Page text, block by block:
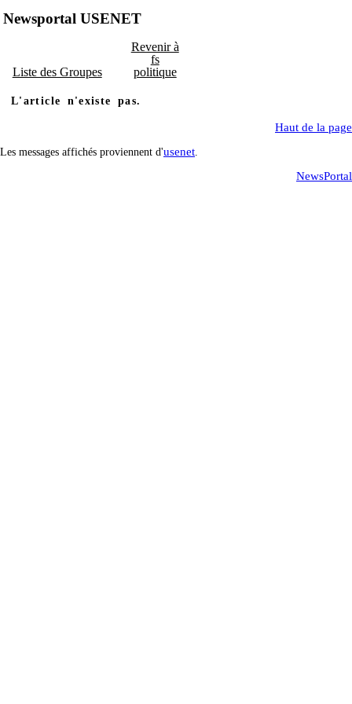
Newsportal USENET
Liste des Groupes
Revenir à
fs
politique
L'article n'existe pas.
Haut de la page
Les messages affichés proviennent d'usenet
NewsPortal